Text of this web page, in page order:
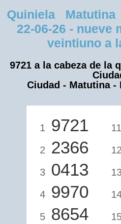
Quiniela
22-06-26 - nueve
veintiuno a
9721 a la cabeza de la
Ciudad - Matutina -
1 9721
2 2366
3 0413
4 9970
5 8654
11
12